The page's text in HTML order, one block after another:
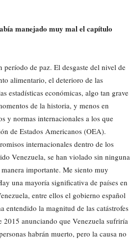
manejado muy mal el capítulo
período de paz. El desgaste del nivel de
alimentario, el deterioro de las
estadísticas económicas, algo tan grave
de la historia, y menos en
y normas internacionales a los que
de Estados Americanos (OEA).
internacionales dentro de los
Venezuela, se han violado sin ninguna
importante. Me siento muy
una mayoría significativa de países en
entre ellos el gobierno español
entendido la magnitud de las catástrofes
2015 anunciando que Venezuela sufriría
habrán muerto, pero la causa no